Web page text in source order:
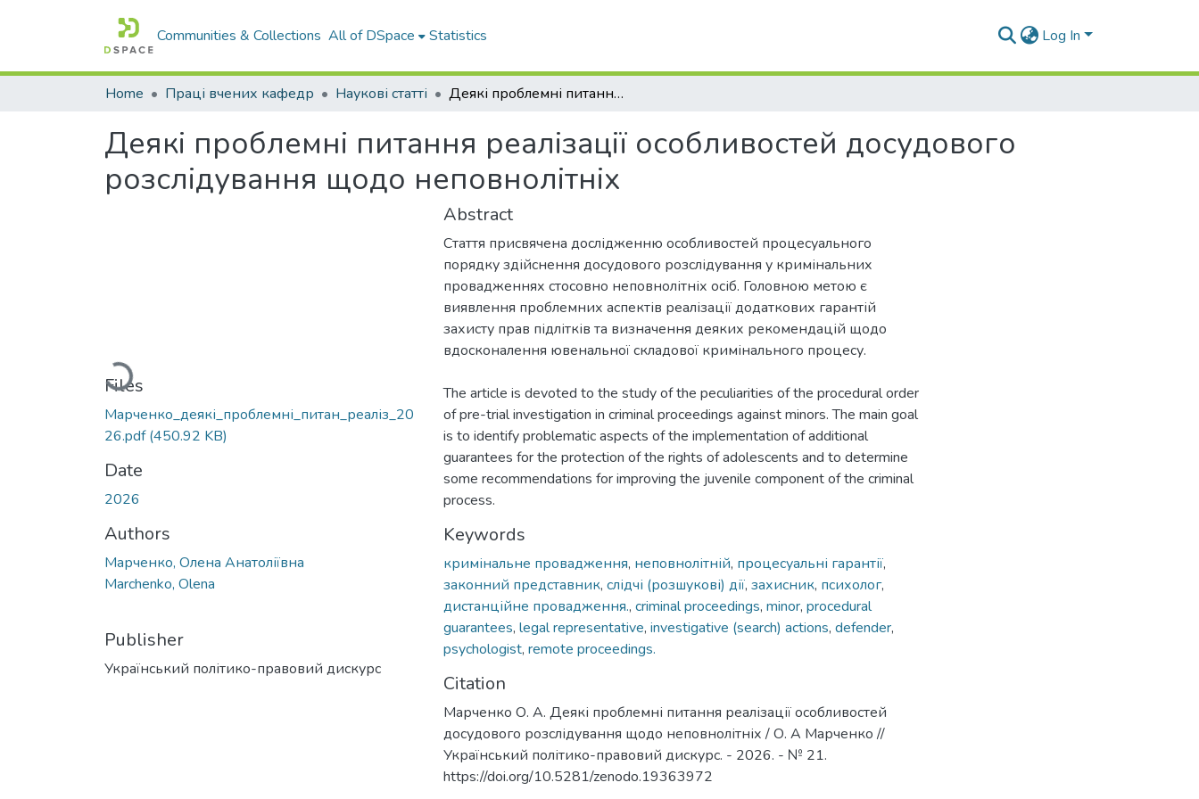
Communities & Collections All of DSpace Statistics Log In
Home Праці вчених кафедр Наукові статті Деякі проблемні питання реалізації особливостей досудового розслідування щодо неповнолітніх
Деякі проблемні питання реалізації особливостей досудового
розслідування щодо неповнолітніх
Loading...
Files
Марченко_деякі_проблемні_питан_реаліз_20
26.pdf(450.92 KB)
Date
2026
Authors
Марченко, Олена Анатоліївна
Marchenko, Olena
Publisher
Український політико-правовий дискурс
Abstract
Стаття присвячена дослідженню особливостей процесуального
порядку здійснення досудового розслідування у кримінальних
провадженнях стосовно неповнолітніх осіб. Головною метою є
виявлення проблемних аспектів реалізації додаткових гарантій
захисту прав підлітків та визначення деяких рекомендацій щодо
вдосконалення ювенальної складової кримінального процесу.
The article is devoted to the study of the peculiarities of the procedural order
of pre-trial investigation in criminal proceedings against minors. The main goal
is to identify problematic aspects of the implementation of additional
guarantees for the protection of the rights of adolescents and to determine
some recommendations for improving the juvenile component of the criminal
process.
Keywords
кримінальне провадження, неповнолітній, процесуальні гарантії,
законний представник, слідчі (розшукові) дії, захисник, психолог,
дистанційне провадження., criminal proceedings, minor, procedural
guarantees, legal representative, investigative (search) actions, defender,
psychologist, remote proceedings.
Citation
Марченко О. А. Деякі проблемні питання реалізації особливостей
досудового розслідування щодо неповнолітніх / О. А Марченко //
Український політико-правовий дискурс. - 2026. - № 21.
https://doi.org/10.5281/zenodo.19363972